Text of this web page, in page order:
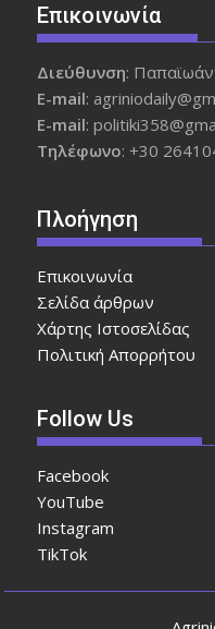
Επικοινωνία
Διεύθυνση:
Ε-mail:
Ε-mail:
Τηλέφωνο: +30
Πλοήγηση
Επικοινωνία
Σελίδα άρθρων
Χάρτης Ιστοσελίδας
Πολιτική Απορρήτου
Follow Us
Facebook
YouTube
Instagram
TikTok